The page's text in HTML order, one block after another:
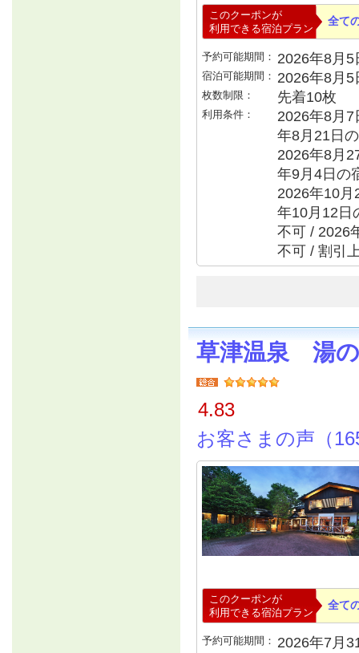
このクーポンが
利用できる宿泊プラン
全て
予約可能期間： 2026年8月
宿泊可能期間： 2026年8月
枚数制限： 先着10枚
利用条件：
2026年8月
年8月21日
2026年8月
年9月4日の
2026年10
年10月12日
不可 / 2026
不可 / 割引
草津温泉 湯
4.83
お客さまの声（
このクーポンが
利用できる宿泊プラン
全て
予約可能期間： 2026年7月